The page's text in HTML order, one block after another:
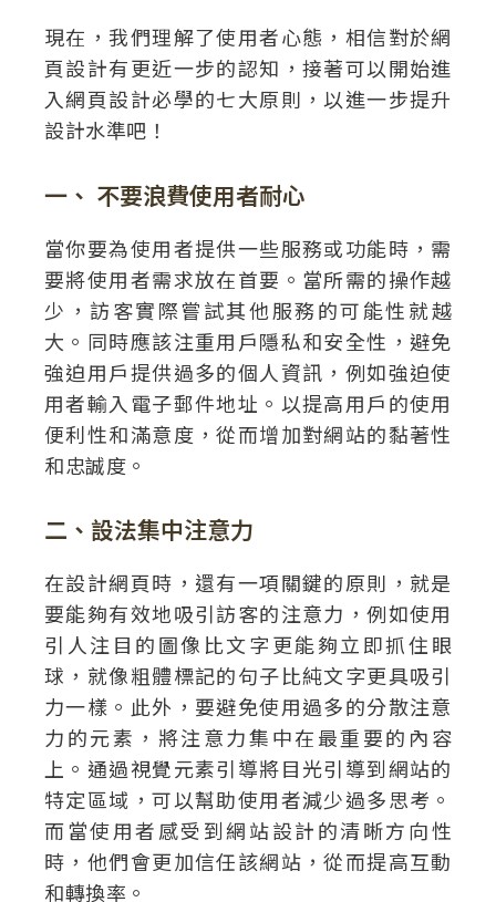
現在，我們理解了使用者心態，相信對於網
頁設計有更近一步的認知，接著可以開始進
入網頁設計必學的七大原則，以進一步提升
設計水準吧！
一、 不要浪費使用者耐心
當你要為使用者提供一些服務或功能時，需
要將使用者需求放在首要。當所需的操作越
少，訪客實際嘗試其他服務的可能性就越
大。同時應該注重用戶隱私和安全性，避免
強迫用戶提供過多的個人資訊，例如強迫使
用者輸入電子郵件地址。以提高用戶的使用
便利性和滿意度，從而增加對網站的黏著性
和忠誠度。
二、設法集中注意力
在設計網頁時，還有一項關鍵的原則，就是
要能夠有效地吸引訪客的注意力，例如使用
引人注目的圖像比文字更能夠立即抓住眼
球，就像粗體標記的句子比純文字更具吸引
力一樣。此外，要避免使用過多的分散注意
力的元素，將注意力集中在最重要的內容
上。通過視覺元素引導將目光引導到網站的
特定區域，可以幫助使用者減少過多思考。
而當使用者感受到網站設計的清晰方向性
時，他們會更加信任該網站，從而提高互動
和轉換率。